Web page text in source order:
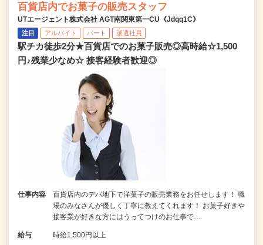
百貨店内でお菓子の販売スタッフ
UTエージェント株式会社 AGT南関東第一CU《Jdqq1C》
注目 アルバイト パート 派遣社員
駅チカ徒歩2分★百貨店でのお菓子販売◎高時給☆1,500
円♪残業少なめ☆ 接客経験者歓迎◎
仕事内容
百貨店内のデパ地下で洋菓子の販売業務をお任せします！ 職
場のみなさんが優しく丁寧に教えてくれます！ お菓子好きや
接客業が好きな方にはうってつけのお仕事で…
給与 時給1,500円以上